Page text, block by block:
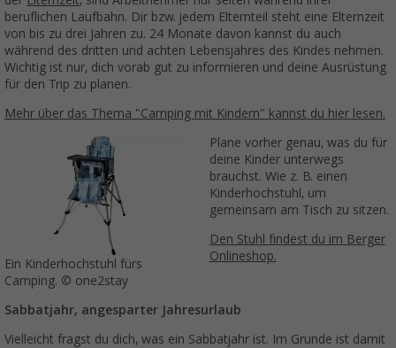
beruflichen Laufbahn. Dir bzw. jedem Elternteil steht eine Elternzeit
von bis zu drei Jahren zu. 24 Monate davon kannst du auch
während des dritten und achten Lebensjahres des Kindes nehmen.
Wichtig ist nur, dich vorab gut zu informieren und deine Ausrüstung
für den Trip zu planen.
Mehr über das Thema "Camping mit Kindern" kannst du hier lesen.
Ein Kinderhochstuhl fürs
Camping. © one2stay
Plane vorher genau, was du für
deine Kinder unterwegs
brauchst. Wie z. B. einen
Kinderhochstuhl, um
gemeinsam am Tisch zu sitzen.
Den Stuhl findest du im Berger
Onlineshop.
Sabbatjahr, angesparter Jahresurlaub
Vielleicht fragst du dich, was ein Sabbatjahr ist. Im Grunde ist damit